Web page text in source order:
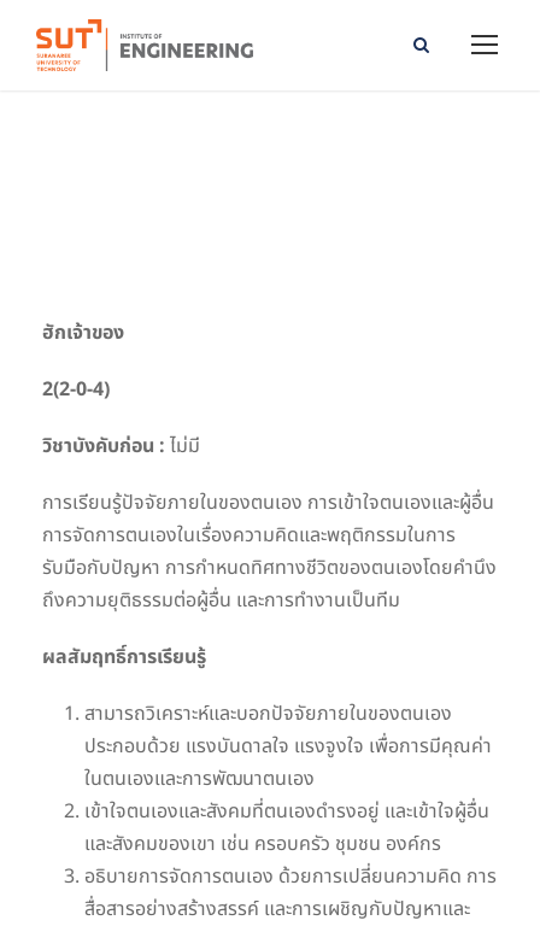
ฮักเจ้าของ
2(2-0-4)
วิชาบังคับก่อน : ไม่มี
การเรียนรู้ปัจจัยภายในของตนเอง การเข้าใจตนเองและผู้อื่น
การจัดการตนเองในเรื่องความคิดและพฤติกรรมในการ
รับมือกับปัญหา การกำหนดทิศทางชีวิตของตนเองโดยคำนึง
ถึงความยุติธรรมต่อผู้อื่น และการทำงานเป็นทีม
ผลสัมฤทธิ์การเรียนรู้
สามารถวิเคราะห์และบอกปัจจัยภายในของตนเอง
ประกอบด้วย แรงบันดาลใจ แรงจูงใจ เพื่อการมีคุณค่า
ในตนเองและการพัฒนาตนเอง
เข้าใจตนเองและสังคมที่ตนเองดำรงอยู่ และเข้าใจผู้อื่น
และสังคมของเขา เช่น ครอบครัว ชุมชน องค์กร
อธิบายการจัดการตนเอง ด้วยการเปลี่ยนความคิด การ
สื่อสารอย่างสร้างสรรค์ และการเผชิญกับปัญหาและ